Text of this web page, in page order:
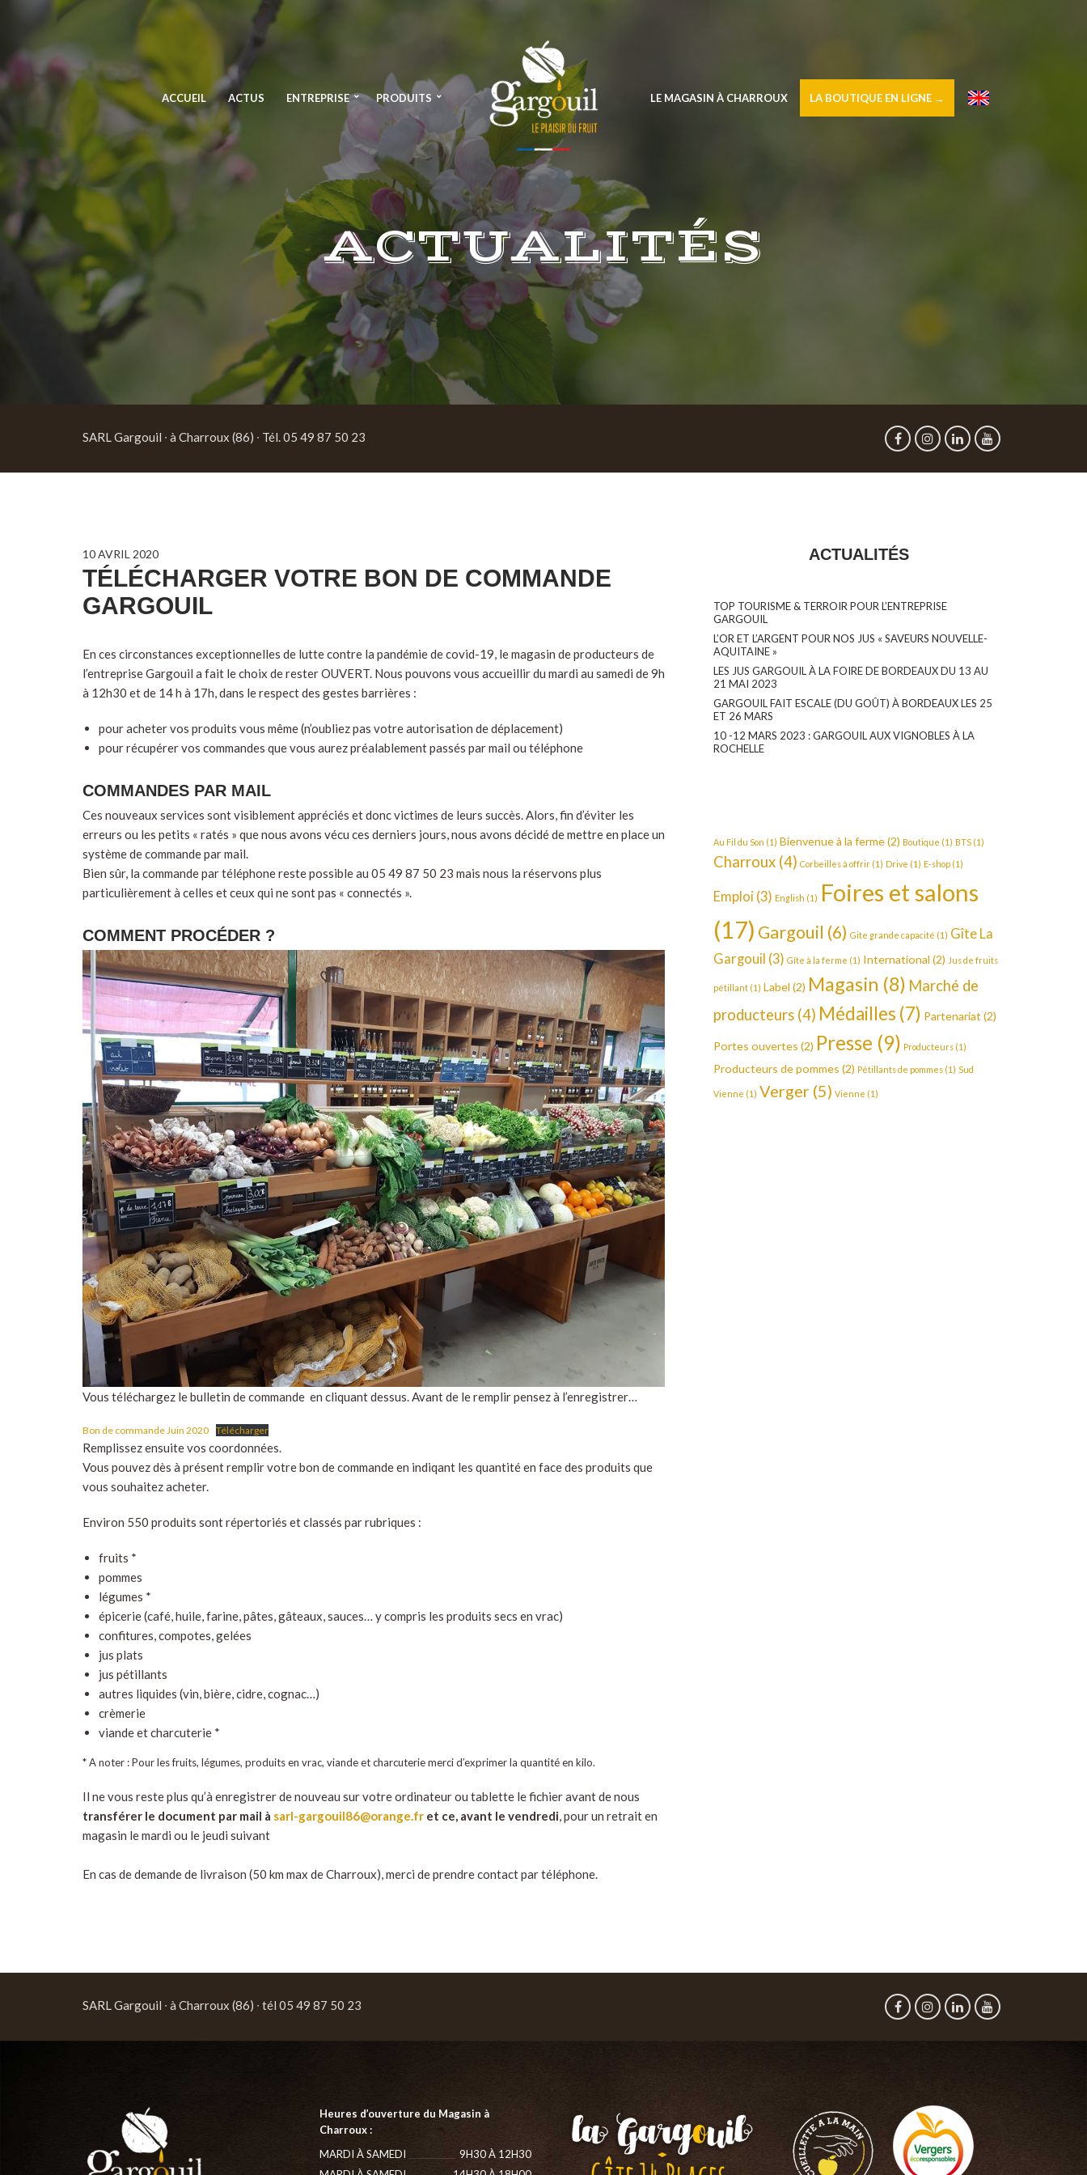
ACCUEIL ACTUS ENTREPRISE PRODUITS LE MAGASIN À CHARROUX LA BOUTIQUE EN LIGNE → –
ACTUALITÉS
SARL Gargouil ∙ à Charroux (86) ∙ Tél. 05 49 87 50 23
10 AVRIL 2020
TÉLÉCHARGER VOTRE BON DE COMMANDE
GARGOUIL
En ces circonstances exceptionnelles de lutte contre la pandémie de covid-19, le magasin de producteurs de
l’entreprise Gargouil a fait le choix de rester OUVERT. Nous pouvons vous accueillir du mardi au samedi de 9h
à 12h30 et de 14 h à 17h, dans le respect des gestes barrières :
pour acheter vos produits vous même (n’oubliez pas votre autorisation de déplacement)
pour récupérer vos commandes que vous aurez préalablement passés par mail ou téléphone
COMMANDES PAR MAIL
Ces nouveaux services sont visiblement appréciés et donc victimes de leurs succès. Alors, fin d’éviter les
erreurs ou les petits « ratés » que nous avons vécu ces derniers jours, nous avons décidé de mettre en place un
système de commande par mail.
Bien sûr, la commande par téléphone reste possible au 05 49 87 50 23 mais nous la réservons plus
particulièrement à celles et ceux qui ne sont pas « connectés ».
COMMENT PROCÉDER ?
Vous téléchargez le bulletin de commande en cliquant dessus. Avant de le remplir pensez à l’enregistrer…
Bon de commande Juin 2020 Télécharger
Remplissez ensuite vos coordonnées.
Vous pouvez dès à présent remplir votre bon de commande en indiqant les quantité en face des produits que
vous souhaitez acheter.
Environ 550 produits sont répertoriés et classés par rubriques :
fruits *
pommes
légumes *
épicerie (café, huile, farine, pâtes, gâteaux, sauces… y compris les produits secs en vrac)
confitures, compotes, gelées
jus plats
jus pétillants
autres liquides (vin, bière, cidre, cognac…)
crèmerie
viande et charcuterie *
* A noter : Pour les fruits, légumes, produits en vrac, viande et charcuterie merci d’exprimer la quantité en kilo.
Il ne vous reste plus qu’à enregistrer de nouveau sur votre ordinateur ou tablette le fichier avant de nous
transférer le document par mail à sarl-gargouil86@orange.fr et ce, avant le vendredi, pour un retrait en
magasin le mardi ou le jeudi suivant
En cas de demande de livraison (50 km max de Charroux), merci de prendre contact par téléphone.
ACTUALITÉS
TOP TOURISME & TERROIR POUR L’ENTREPRISE
GARGOUIL
L’OR ET L’ARGENT POUR NOS JUS « SAVEURS NOUVELLE-
AQUITAINE »
LES JUS GARGOUIL À LA FOIRE DE BORDEAUX DU 13 AU
21 MAI 2023
GARGOUIL FAIT ESCALE (DU GOÛT) À BORDEAUX LES 25
ET 26 MARS
10 -12 MARS 2023 : GARGOUIL AUX VIGNOBLES À LA
ROCHELLE
Au Fil du Son (1) Bienvenue à la ferme(2) Boutique (1) BTS (1)
Charroux (4) Corbeilles à offrir (1) Drive (1) E-shop (1)
Emploi (3) English (1) Foires et salons
(17) Gargouil (6) Gite grande capacité (1) Gîte La
Gargouil (3) Gîte à la ferme (1) International (2) Jus de fruits
pétillant (1) Label (2) Magasin (8) Marché de
producteurs (4) Médailles (7) Partenariat(2)
Portes ouvertes (2) Presse (9) Producteurs (1)
Producteurs de pommes (2) Pétillants de pommes (1) Sud
Vienne (1) Verger (5) Vienne (1)
SARL Gargouil ∙ à Charroux (86) ∙ tél 05 49 87 50 23
Heures d’ouverture du Magasin à
Charroux :
MARDI À SAMEDI
9H30 À 12H30